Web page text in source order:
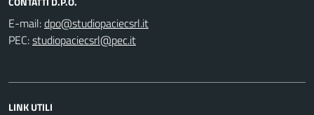
E-mail:
PEC:
LINK UTILI